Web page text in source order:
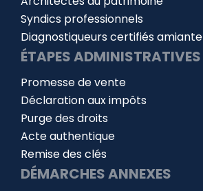
Syndics professionnels
Diagnostiqueurs certifiés amiante
ÉTAPES ADMINISTRATIVES
Promesse de vente
Déclaration aux impôts
Purge des droits
Acte authentique
Remise des clés
DÉMARCHES ANNEXES